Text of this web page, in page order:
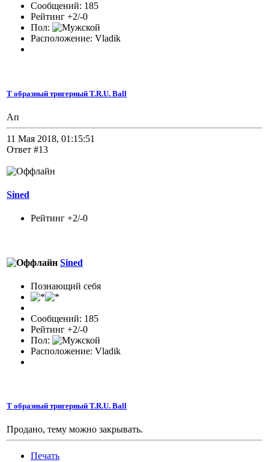
Сообщений: 185
Рейтинг +2/-0
Пол:
Расположение: Vladik
Т образный тригерный T.R.U. Ball
Ап
11 Мая 2018, 01:15:51
Ответ #13
Sined
Рейтинг +2/-0
Sined
Познающий себя
Сообщений: 185
Рейтинг +2/-0
Пол:
Расположение: Vladik
Т образный тригерный T.R.U. Ball
Продано, тему можно закрывать.
Печать